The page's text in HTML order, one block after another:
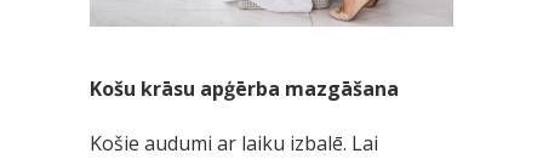
Košu krāsu apģērba mazgāšana
Košie audumi ar laiku izbalē. Lai